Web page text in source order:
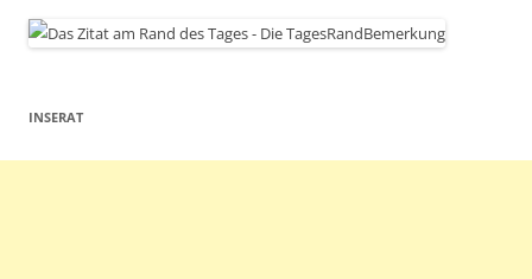
INSERAT